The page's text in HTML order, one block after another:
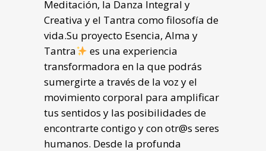
Meditación, la Danza Integral y
Creativa y el Tantra como filosofía de
vida.Su proyecto Esencia, Alma y
Tantra
es una experiencia
transformadora en la que podrás
sumergirte a través de la voz y el
movimiento corporal para amplificar
tus sentidos y las posibilidades de
encontrarte contigo y con otr@s seres
humanos. Desde la profunda